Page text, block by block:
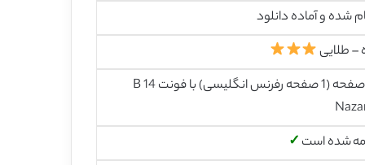
شده و آماده دانلود
– طلایی
24 صفحه (1 صفحه رفرنس انگلیسی) با فونت 14 B
شده است ✓